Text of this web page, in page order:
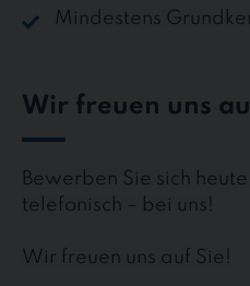
Mindestens
Wir freuen uns
Bewerben Sie sich
telefonisch – bei uns!
Wir freuen uns auf Sie!